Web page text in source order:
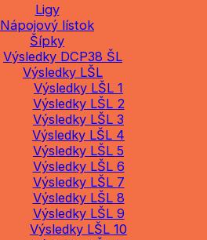
Ligy
Nápojový lístok
Šípky
Výsledky DCP38 ŠL
Výsledky LŠL
Výsledky LŠL 1
Výsledky LŠL 2
Výsledky LŠL 3
Výsledky LŠL 4
Výsledky LŠL 5
Výsledky LŠL 6
Výsledky LŠL 7
Výsledky LŠL 8
Výsledky LŠL 9
Výsledky LŠL 10